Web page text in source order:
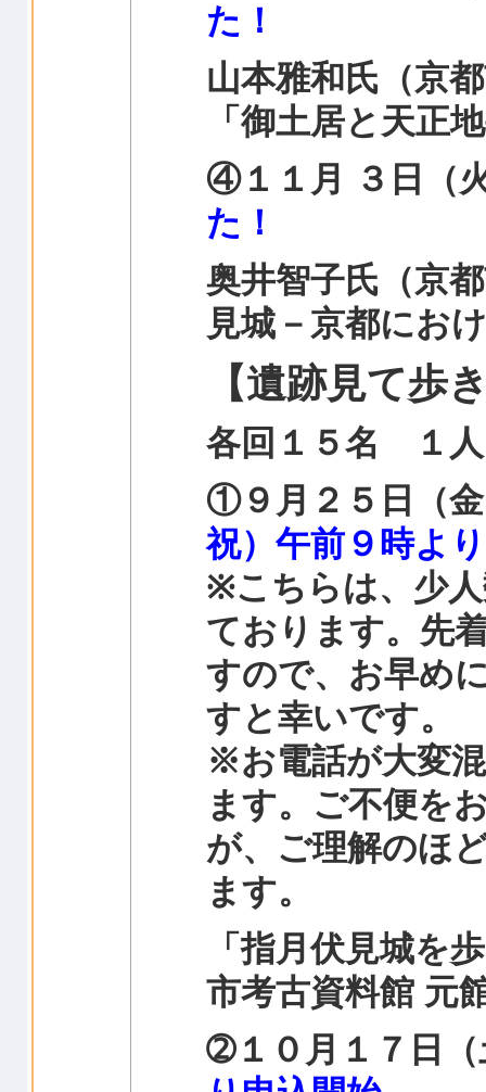
た！
山本雅和氏（京
「御土居と天正
④１１月 ３日（
た！
奥井智子氏（京
見城－京都にお
【遺跡見て歩
各回１５名 １
①９月２５日（
祝）午前９時よ
※こちらは、少
ております。先
すので、お早め
すと幸いです。
※お電話が大変
ます。ご不便を
が、ご理解のほ
ます。
「指月伏見城を
市考古資料館 元
➁１０月１７日（